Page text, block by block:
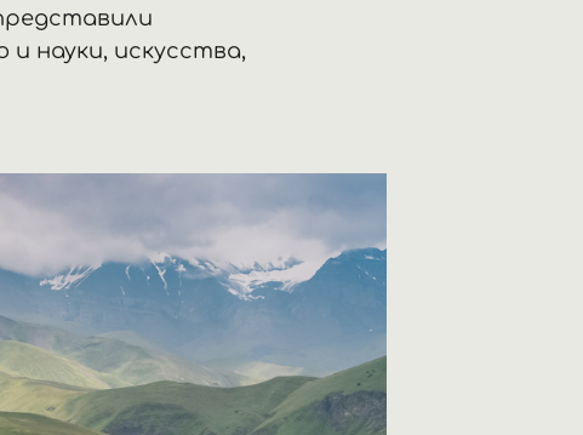
науки, искусства,